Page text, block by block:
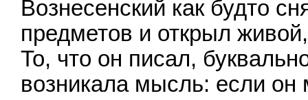
Вознесенский как будто
предметов и открыл
То, что он писал,
возникала мысль: если он